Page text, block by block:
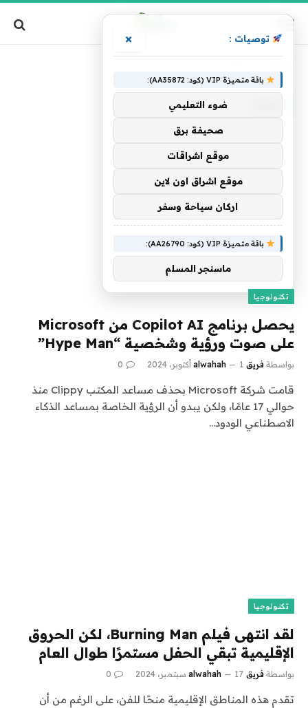
تكنولوجيا
يحصل برنامج Copilot AI من Microsoft
على صوت ورؤية وشخصية “Hype Man”
بواسطة فريق alwahah 1 أكتوبر، 2024 0
قامت شركة Microsoft بحذف مساعد المكتب Clippy منذ
حوالي 17 عامًا، ولكن يبدو أن الرؤية الخاصة بمساعد الذكاء
الاصطناعي الودود…
تكنولوجيا
لقد انتهى فيلم Burning Man، لكن الحروق
الإقليمية تبقي الحفل مستمرًا طوال العام
بواسطة فريق alwahah 17 سبتمبر، 2024 0
تقدم هذه المناطق الإقليمية منحًا للفن، على الرغم من أن
توصيات : ×
باقة متميزة VIP (كود: AA35872):
ضوء التعليمي
صحيفة برق
موقع اشراقات
موقع اشراق اون لاين
اركان سياحة وسفر
باقة متميزة VIP (كود: AA26790):
ماسنجر المسلم